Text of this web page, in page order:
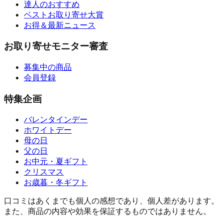
達人のおすすめ
ベストお取り寄せ大賞
お得＆最新ニュース
お取り寄せモニター審査
募集中の商品
会員登録
特集企画
バレンタインデー
ホワイトデー
母の日
父の日
お中元・夏ギフト
クリスマス
お歳暮・冬ギフト
口コミはあくまでも個人の感想であり、個人差があります。
また、商品の内容や効果を保証するものではありません。